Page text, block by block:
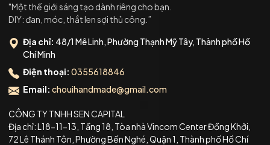
"Một thế giới sáng tạo dành riêng cho bạn.
DIY: đan, móc, thắt len sợi thủ công.”
Địa chỉ: 48/1 Mê Linh, Phường Thạnh Mỹ Tây, Thành phố Hồ
Chí Minh
Điện thoại: 0355618846
Email: chouihandmade@gmail.com
CÔNG TY TNHH SEN CAPITAL
Địa chỉ: L18-11-13, Tầng 18, Tòa nhà Vincom Center Đồng Khởi,
72 Lê Thánh Tôn, Phường Bến Nghé, Quận 1, Thành phố Hồ Chí